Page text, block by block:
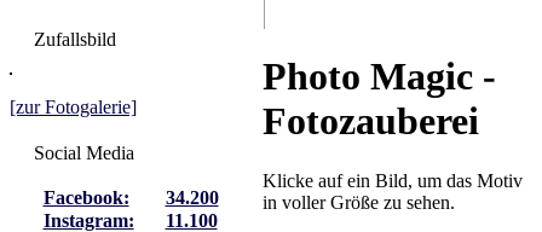
Zufallsbild
[zur Fotogalerie]
Social Media
Facebook:
34.200
Instagram:
11.100
Photo Magic -
Fotozauberei
Klicke auf ein Bild, um das Motiv
in voller Größe zu sehen.